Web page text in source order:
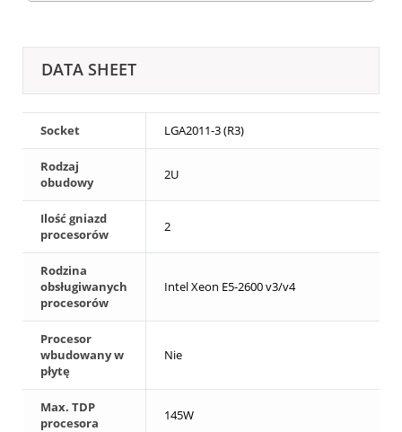
DATA SHEET
Socket LGA2011-3 (R3)
Rodzaj
obudowy
2U
Ilość gniazd
procesorów
2
Rodzina
obsługiwanych
procesorów
Intel Xeon E5-2600 v3/v4
Procesor
wbudowany w
płytę
Nie
Max. TDP
procesora
145W